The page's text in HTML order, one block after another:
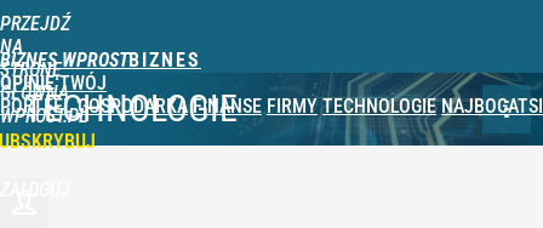
PRZEJDŹ
NA
STRONĘ
GŁÓWNĄ
WPROST.PL
BIZNES WPROST
OPINIE TWÓJ
PORTFEL GOSPODARKA FINANSE FIRMY TECHNOLOGIE NAJBOGATSI
TECHNOLOGIE